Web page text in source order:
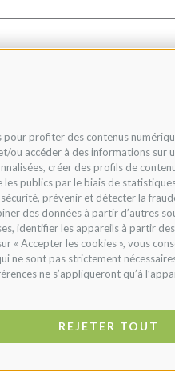
profiter des contenus
accéder à des informations
créer des profils de
publics par le biais de
prévenir et détecter la
des données à partir d’autres
identifier les appareils à partir
Accepter les cookies », vous
ne sont pas strictement
ne s’appliqueront qu’à
REJETER TOUT